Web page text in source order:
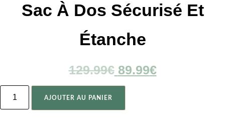
Sac À Dos Sécurisé Et
Étanche
129.99€ 89.99€
AJOUTER AU PANIER